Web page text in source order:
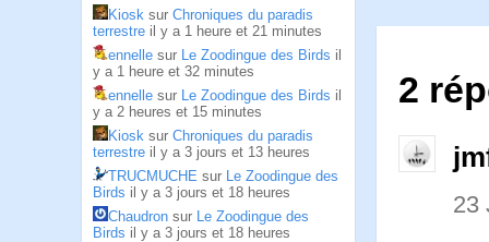
Kiosk sur Chroniques du paradis
terrestre il y a 1 heure et 21 minutes
ennelle sur Le Zoodingue des Birds il
y a 1 heure et 32 minutes
ennelle sur Le Zoodingue des Birds il
y a 2 heures et 15 minutes
Kiosk sur Chroniques du paradis
terrestre il y a 3 jours et 13 heures
TRUCMUCHE sur Le Zoodingue des
Birds il y a 3 jours et 18 heures
Chaudron sur Le Zoodingue des
Birds il y a 3 jours et 18 heures
2
23